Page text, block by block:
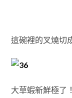
這碗裡的叉燒切
大草蝦新鮮極了